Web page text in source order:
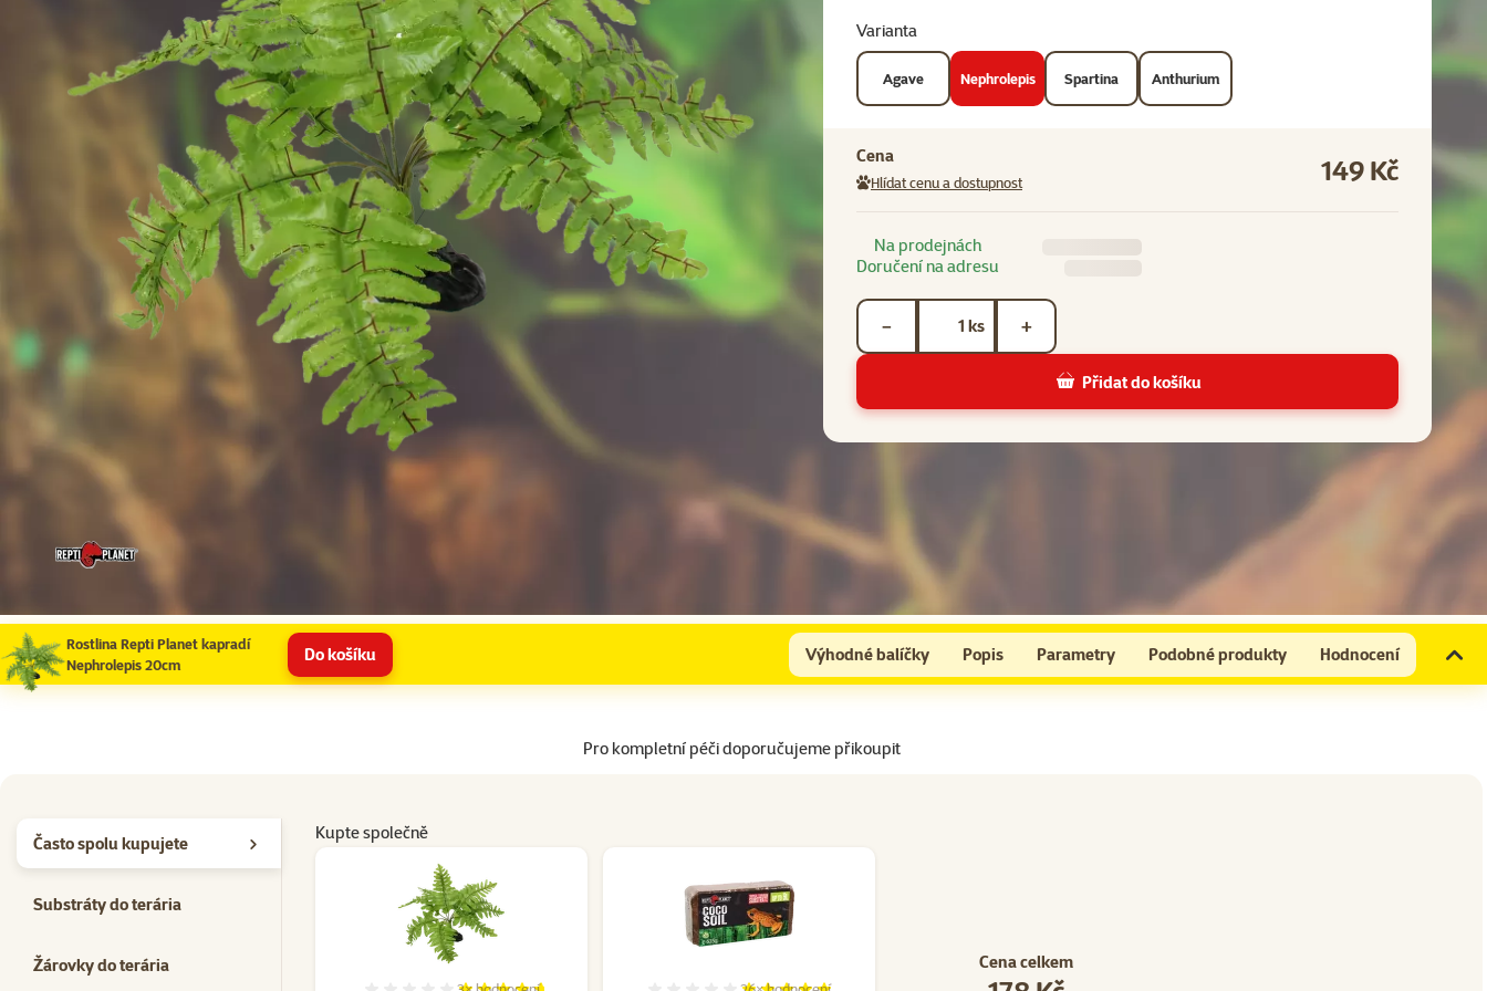
Varianta
Agave Nephrolepis Spartina Anthurium
Cena
Hlídat cenu a dostupnost 149 Kč
Na prodejnách
Doručení na adresu
ks
− +
Přidat do košíku
Rostlina Repti Planet kapradí
Nephrolepis 20cm
Do košíku Výhodné balíčky Popis Parametry Podobné produkty Hodnocení
Pro kompletní péči doporučujeme přikoupit
Často spolu kupujete
Substráty do terária
Žárovky do terária
Kupte společně
Cena celkem